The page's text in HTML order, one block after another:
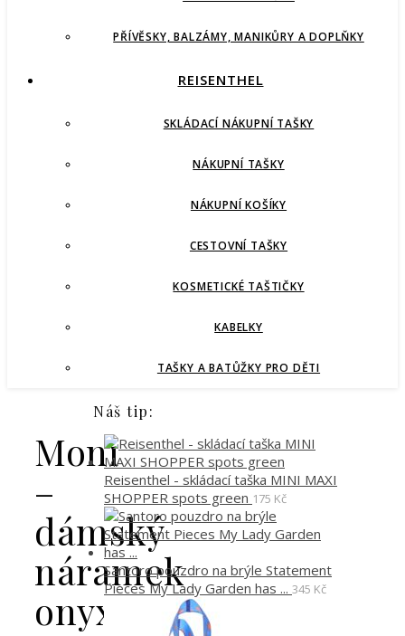
PŘÍVĚSKY, BALZÁMY, MANIKŮRY A DOPLŇKY
REISENTHEL
SKLÁDACÍ NÁKUPNÍ TAŠKY
NÁKUPNÍ TAŠKY
NÁKUPNÍ KOŠÍKY
CESTOVNÍ TAŠKY
KOSMETICKÉ TAŠTIČKY
KABELKY
TAŠKY A BATŮŽKY PRO DĚTI
Moni
–
dámský
náramek
onyx
Náš tip:
Reisenthel - skládací taška MINI MAXI
SHOPPER spots green 175 Kč
Santoro pouzdro na brýle Statement
Pieces My Lady Garden has ... 345 Kč